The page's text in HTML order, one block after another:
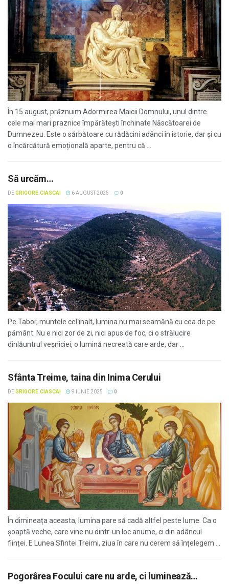
În 15 august, prăznuim Adormirea Maicii Domnului, unul dintre
cele mai mari praznice împărătești închinate Născătoarei de
Dumnezeu. Este o sărbătoare cu rădăcini adânci în istorie, dar și cu
o încărcătură emoțională aparte, pentru că ...
Să urcăm…
DEGRIGORE.CIASCAI 6 AUGUST 2025 0
Pe Tabor, muntele cel înalt, lumina nu mai seamănă cu cea de pe
pământ. Nu e nici zor de zi, nici apus de foc, ci o strălucire
dinlăuntrul veșniciei, o lumină necreată care arde, dar ...
Sfânta Treime, taina din Inima Cerului
DEGRIGORE.CIASCAI 9 IUNIE 2025 0
În dimineața aceasta, lumina pare să cadă altfel peste lume. Ca o
șoaptă veche, care vine nu dintr-un loc anume, ci din adâncul
ființei. E Lunea Sfintei Treimi, ziua în care nu cerem să înțelegem ...
Pogorârea Focului care nu arde, ci luminează…